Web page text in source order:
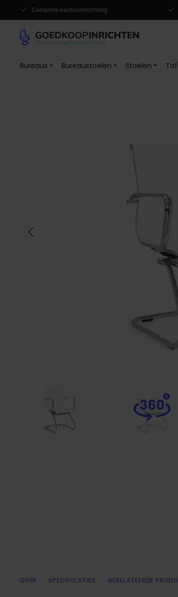
Complete kantoorinrichting
Bureaus Bureaustoelen Stoelen
OVER SPECIFICATIES GERELATEERDE